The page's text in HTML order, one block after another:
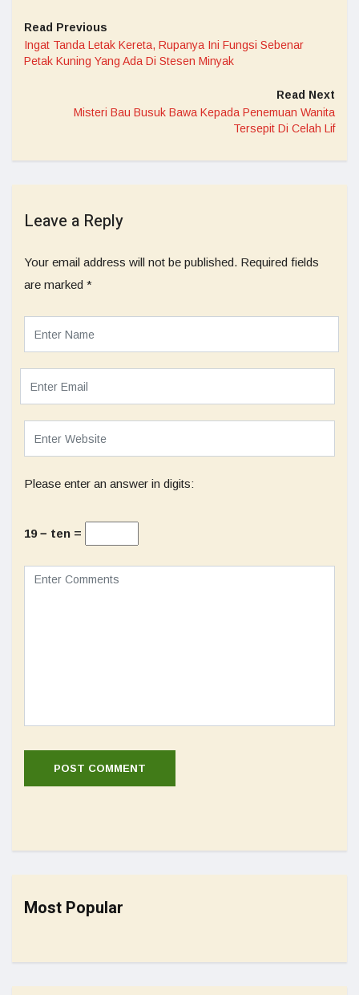
Read Previous
Ingat Tanda Letak Kereta, Rupanya Ini Fungsi Sebenar
Petak Kuning Yang Ada Di Stesen Minyak
Read Next
Misteri Bau Busuk Bawa Kepada Penemuan Wanita
Tersepit Di Celah Lif
Leave a Reply
Your email address will not be published. Required fields
are marked *
Please enter an answer in digits:
19 − ten =
Most Popular